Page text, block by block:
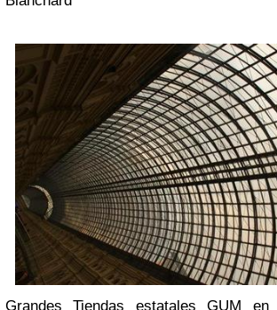
Grandes Tiendas estatales GUM